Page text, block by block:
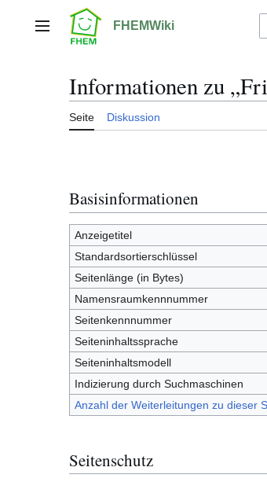
springenHauptmenü FHEMWiki
Informationen zu
Seite Diskussion
Basisinformationen
Anzeigetitel
Standardsortierschlüssel
Seitenlänge (in Bytes)
Namensraumkennnummer
Seitenkennnummer
Seiteninhaltssprache
Seiteninhaltsmodell
Indizierung durch Suchmaschinen
Anzahl der Weiterleitungen zu dieser
Seitenschutz